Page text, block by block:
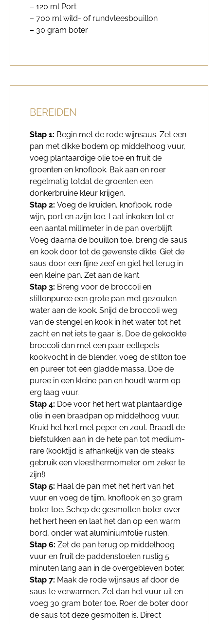
– 120 ml Port
– 700 ml wild- of rundvleesbouillon
– 30 gram boter
BEREIDEN
Stap 1: Begin met de rode wijnsaus. Zet een
pan met dikke bodem op middelhoog vuur,
voeg plantaardige olie toe en fruit de
groenten en knoflook. Bak aan en roer
regelmatig totdat de groenten een
donkerbruine kleur krijgen.
Stap 2: Voeg de kruiden, knoflook, rode
wijn, port en azijn toe. Laat inkoken tot er
een aantal millimeter in de pan overblijft.
Voeg daarna de bouillon toe, breng de saus
en kook door tot de gewenste dikte. Giet de
saus door een fijne zeef en giet het terug in
een kleine pan. Zet aan de kant.
Stap 3: Breng voor de broccoli en
stiltonpuree een grote pan met gezouten
water aan de kook. Snijd de broccoli weg
van de stengel en kook in het water tot het
zacht en net iets te gaar is. Doe de gekookte
broccoli dan met een paar eetlepels
kookvocht in de blender, voeg de stilton toe
en pureer tot een gladde massa. Doe de
puree in een kleine pan en houdt warm op
erg laag vuur.
Stap 4: Doe voor het hert wat plantaardige
olie in een braadpan op middelhoog vuur.
Kruid het hert met peper en zout. Braadt de
biefstukken aan in de hete pan tot medium-
rare (kooktijd is afhankelijk van de steaks:
gebruik een vleesthermometer om zeker te
zijn!).
Stap 5: Haal de pan met het hert van het
vuur en voeg de tijm, knoflook en 30 gram
boter toe. Schep de gesmolten boter over
het hert heen en laat het dan op een warm
bord, onder wat aluminiumfolie rusten.
Stap 6: Zet de pan terug op middelhoog
vuur en fruit de paddenstoelen rustig 5
minuten lang aan in de overgebleven boter.
Stap 7: Maak de rode wijnsaus af door de
saus te verwarmen. Zet dan het vuur uit en
voeg 30 gram boter toe. Roer de boter door
de saus tot deze gesmolten is. Direct